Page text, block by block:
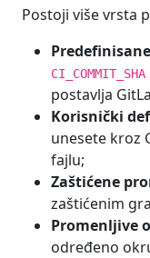
Postoji više vrsta
CI_COMMIT_SHA
postavlja
Korisnički
unesete kroz
fajlu;
Zaštićene
zaštićenim
Promenljive
određeno